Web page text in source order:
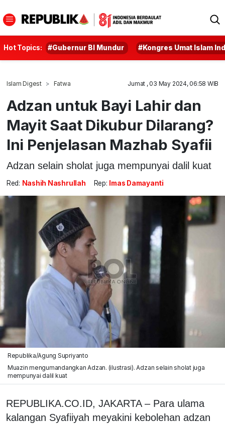
Hot Topics: #Gubernur BI Mundur #Kongres Umat Islam
Islam Digest Fatwa Jumat , 03 May 2024, 06:58 WIB
Adzan untuk Bayi Lahir dan
Mayit Saat Dikubur Dilarang?
Ini Penjelasan Mazhab Syafii
Adzan selain sholat juga mempunyai dalil kuat
Red: Nashih Nashrullah Rep: Imas Damayanti
Republika/Agung Supriyanto
Muazin mengumandangkan Adzan. (ilustrasi). Adzan selain sholat juga
mempunyai dalil kuat
REPUBLIKA.CO.ID, JAKARTA – Para ulama
kalangan Syafiiyah meyakini kebolehan adzan